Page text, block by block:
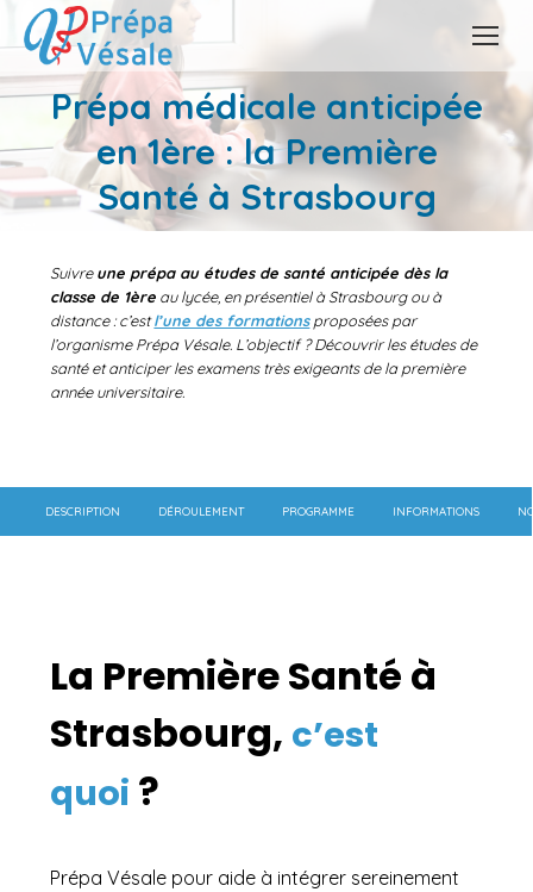
Prépa médicale anticipée
en 1ère : la Première
Santé à Strasbourg
Vous êtes ici :
Suivreune prépa au études de santé anticipée dès la
classe de 1ère au lycée, en présentiel à Strasbourg ou à
distance : c’estl’une des formationsproposées par
l’organisme Prépa Vésale. L’objectif ? Découvrir les études de
santé et anticiper les examens très exigeants de la première
année universitaire.
DESCRIPTION DÉROULEMENT PROGRAMME INFORMATIONS
La Première Santé à
Strasbourg, c’est
quoi ?
Prépa Vésale pour aide à intégrer sereinement